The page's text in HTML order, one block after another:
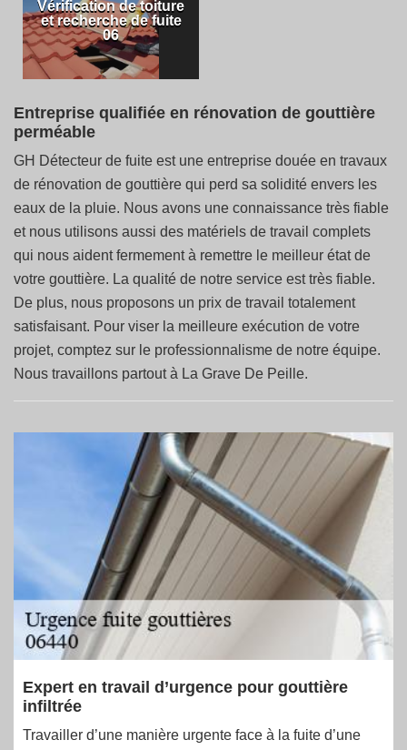
Vérification de toiture
et recherche de fuite
06
Entreprise qualifiée en rénovation de gouttière
perméable
GH Détecteur de fuite est une entreprise douée en travaux
de rénovation de gouttière qui perd sa solidité envers les
eaux de la pluie. Nous avons une connaissance très fiable
et nous utilisons aussi des matériels de travail complets
qui nous aident fermement à remettre le meilleur état de
votre gouttière. La qualité de notre service est très fiable.
De plus, nous proposons un prix de travail totalement
satisfaisant. Pour viser la meilleure exécution de votre
projet, comptez sur le professionnalisme de notre équipe.
Nous travaillons partout à La Grave De Peille.
Expert en travail d’urgence pour gouttière
infiltrée
Travailler d’une manière urgente face à la fuite d’une